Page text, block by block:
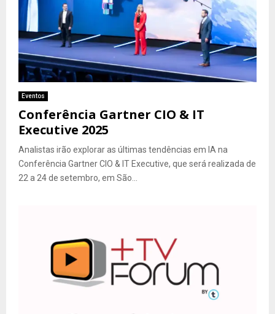
Eventos
Conferência Gartner CIO & IT
Executive 2025
Analistas irão explorar as últimas tendências em IA na
Conferência Gartner CIO & IT Executive, que será realizada de
22 a 24 de setembro, em São...